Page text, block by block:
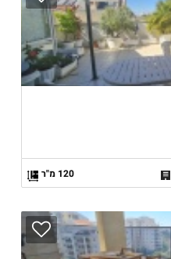
120 מ"ר